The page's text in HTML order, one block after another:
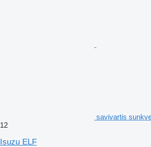
savivartis
12
Isuzu ELF